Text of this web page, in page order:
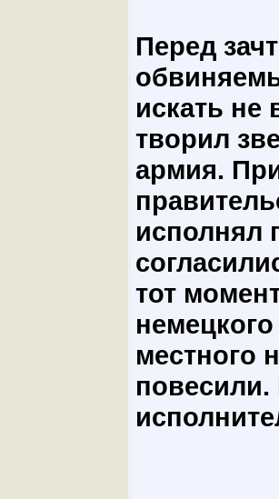
Перед
искать не
творил
армия.
исполнял
тот
местного
повесили.